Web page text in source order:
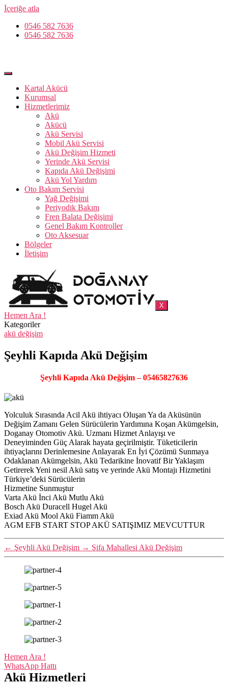
İçeriğe atla
0546 582 7636
0546 582 7636
Kartal Akücü
Kurumsal
Hizmetlerimiz
Akü
Akücü
Akü Servisi
Mobil Akü Servisi
Akü Değişim Hizmeti
Yerinde Akü Servisi
Kapıda Akü Değişimi
Akü Yol Yardım
Oto Bakım Servisi
Yağ Değişimi
Periyodik Bakım
Fren Balata Değişimi
Genel Bakım Kontroller
Oto Aksesuar
Bölgeler
İletişim
X
Hemen Ara !
Kategoriler
akü değişim
Şeyhli Kapıda Akü Değişim
Şeyhli Kapıda Akü Değişim – 05465827636
Yolculuk Sırasında Acil Akü ihtiyacı Oluşan Ya da Aküsünün
Değişim Zamanı Gelen Sürücülerin Yardımına Koşan Akümgelsin,
Doganay Otomotiv Akü. Uzmanı Hizmet Anlayışı ve
Deneyiminden Güç Alarak hayata geçirilmiştir. Tüketicilerin
ihtiyaçlarını Derinlemesine Anlayarak En İyi Çözümü Sunmaya
Odaklanan Akümgelsin, Akü Tedarikine İnovatif Bir Yaklaşım
Getirerek Yeni nesil Akü satış ve yerinde Akü Montajı Hizmetini
Türkiye’deki Sürücülerin
Hizmetine Sunmuştur
Varta Akü İnci Akü Mutlu Akü
Bosch Akü Duracell Hugel Akü
Exiad Akü Mool Akü Fiamm Akü
AGM EFB START STOP AKÜ SATIŞIMIZ MEVCUTTUR
← Şeyhli Akü Değişim → Şifa Mahallesi Akü Değişim
Hemen Ara !
WhatsApp Hattı
Akü Hizmetleri